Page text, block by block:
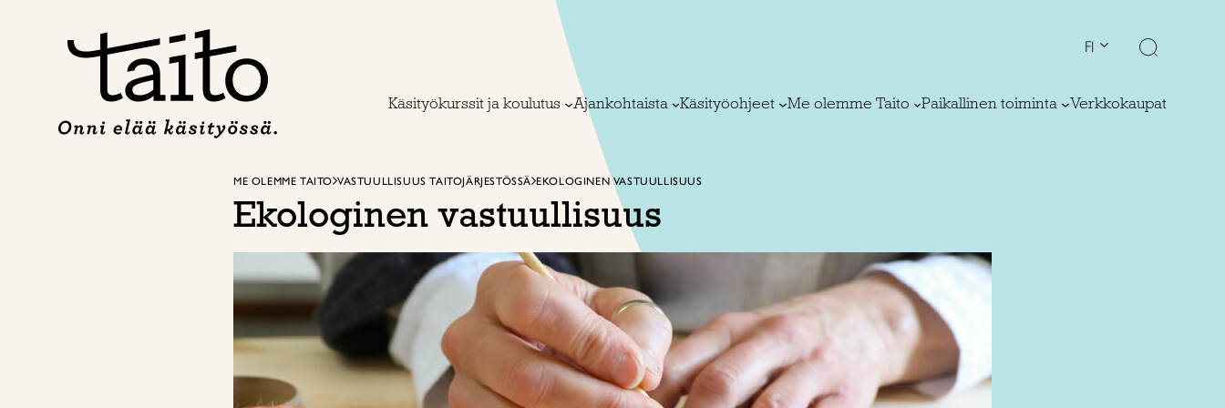
FI
Käsityökurssit ja koulutus Ajankohtaista Käsityöohjeet Me olemme Taito Paikallinen toiminta Verkkokaupat
ME OLEMME TAITO VASTUULLISUUS TAITOJÄRJESTÖSSÄ EKOLOGINEN VASTUULLISUUS
Ekologinen vastuullisuus